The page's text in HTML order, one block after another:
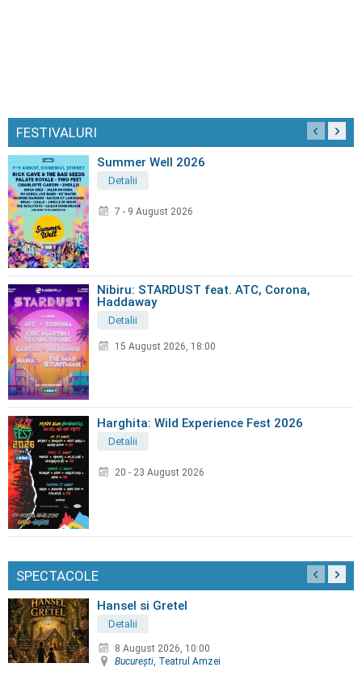
FESTIVALURI
Summer Well 2026
Detalii
7 - 9 August 2026
Nibiru: STARDUST feat. ATC, Corona,
Haddaway
Detalii
15 August 2026, 18:00
Harghita: Wild Experience Fest 2026
Detalii
20 - 23 August 2026
SPECTACOLE
Hansel si Gretel
Detalii
8 August 2026, 10:00
Bucureşti, Teatrul Amzei